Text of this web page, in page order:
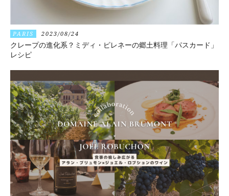
PARIS 2023/08/24
クレープの進化系？ミディ・ピレネーの郷土料理「パスカード」
レシピ